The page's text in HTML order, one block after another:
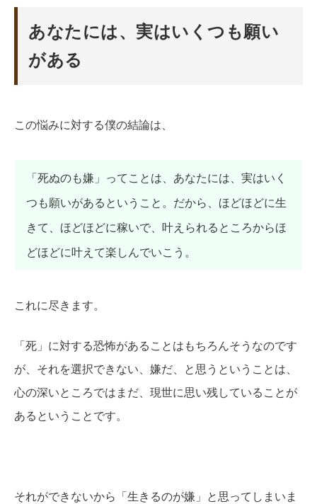
あなたには、実はいくつも願い
がある
この悩みに対する僕の結論は、
「死ぬのも嫌」ってことは、あなたには、実はいく
つも願いがあるということ。だから、ほどほどに生
きて、ほどほどに稼いで、叶えられるところからほ
どほどに叶えて楽しんでいこう。
これに尽きます。
「死」に対する恐怖があることはもちろんそうなのです
が、それを選択できない、嫌だ、と思うということは、
心の深いところではまだ、現世に思い残していることが
あるということです。
それができないから「生きるのが嫌」と思ってしまいま